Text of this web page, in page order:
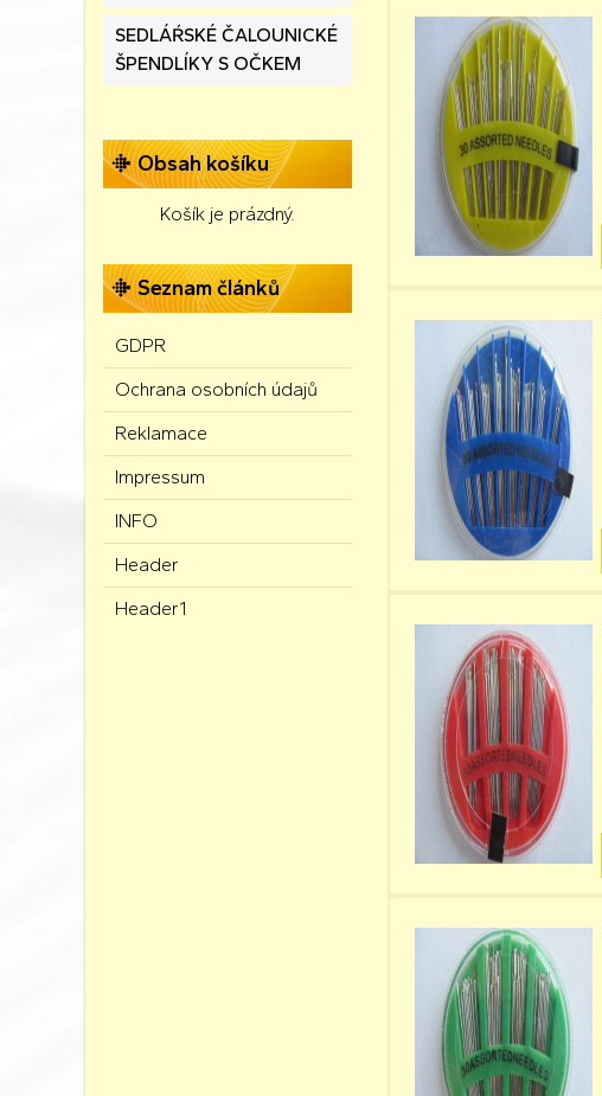
SEDLÁŔSKÉ ČALOUNICKÉ
ŠPENDLÍKY S OČKEM
Obsah košíku
Košík je prázdný.
Seznam článků
GDPR
Ochrana osobních údajů
Reklamace
Impressum
INFO
Header
Header1